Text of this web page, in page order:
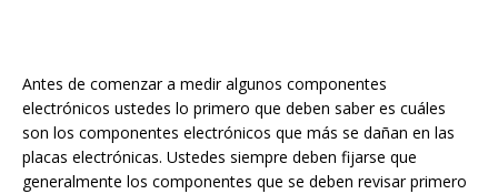
Antes de comenzar a medir algunos componentes
electrónicos ustedes lo primero que deben saber es cuáles
son los componentes electrónicos que más se dañan en las
placas electrónicas. Ustedes siempre deben fijarse que
generalmente los componentes que se deben revisar primero